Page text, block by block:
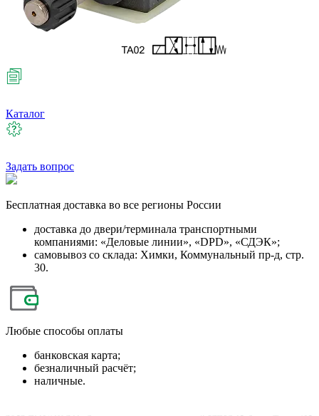
Каталог
Задать вопрос
Бесплатная доставка во все регионы России
доставка до двери/терминала транспортными
компаниями: «Деловые линии», «DPD», «СДЭК»;
самовывоз со склада: Химки, Коммунальный пр-д, стр.
30.
Любые способы оплаты
банковская карта;
безналичный расчёт;
наличные.